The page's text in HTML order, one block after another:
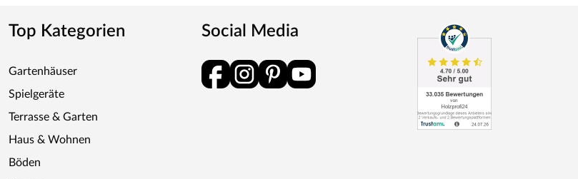
Top Kategorien
Gartenhäuser
Spielgeräte
Terrasse & Garten
Haus & Wohnen
Böden
Social Media